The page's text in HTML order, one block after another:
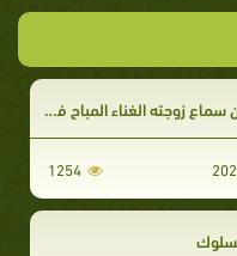
الغناء المباح في العيد:
1254